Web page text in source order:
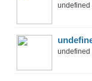
undefined
undefined